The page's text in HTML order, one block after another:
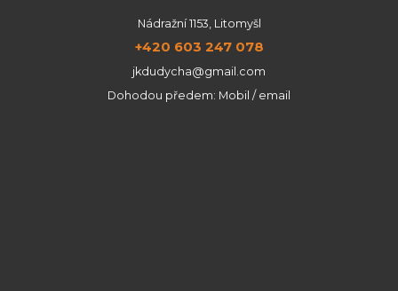
Nádražní 1153, Litomyšl
+420 603 247 078
jkdudycha@gmail.com
Dohodou předem: Mobil / email